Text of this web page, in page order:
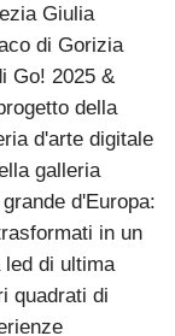
Giulia
di Gorizia
Go! 2025 &
della
d'arte digitale
galleria
d'Europa:
in un
di ultima
quadrati di